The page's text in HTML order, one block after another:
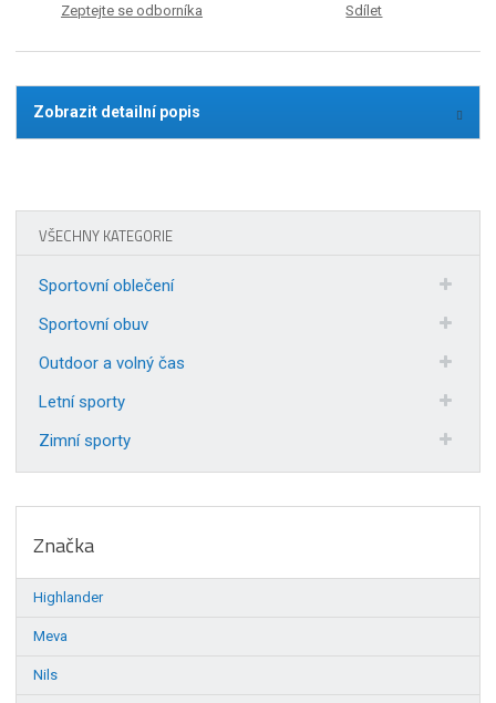
Zeptejte se odborníka Sdílet
Zobrazit detailní popis
VŠECHNY KATEGORIE
Sportovní oblečení
Sportovní obuv
Outdoor a volný čas
Letní sporty
Zimní sporty
Značka
Highlander
Meva
Nils